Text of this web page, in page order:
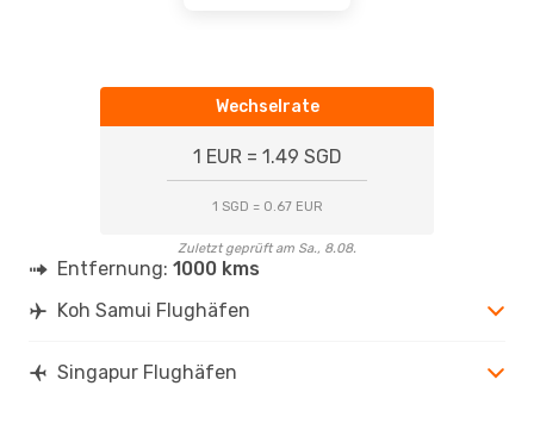
Wechselrate
1 EUR = 1.49 SGD
1 SGD = 0.67 EUR
Zuletzt geprüft am Sa., 8.08.
Entfernung: 1000 kms
Koh Samui Flughäfen
Singapur Flughäfen